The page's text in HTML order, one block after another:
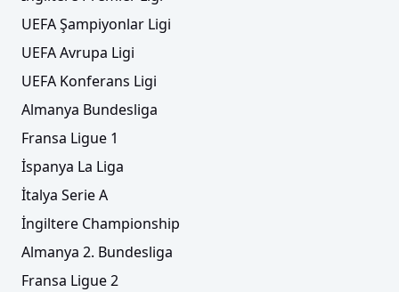
UEFA Şampiyonlar Ligi
UEFA Avrupa Ligi
UEFA Konferans Ligi
Almanya Bundesliga
Fransa Ligue 1
İspanya La Liga
İtalya Serie A
İngiltere Championship
Almanya 2. Bundesliga
Fransa Ligue 2